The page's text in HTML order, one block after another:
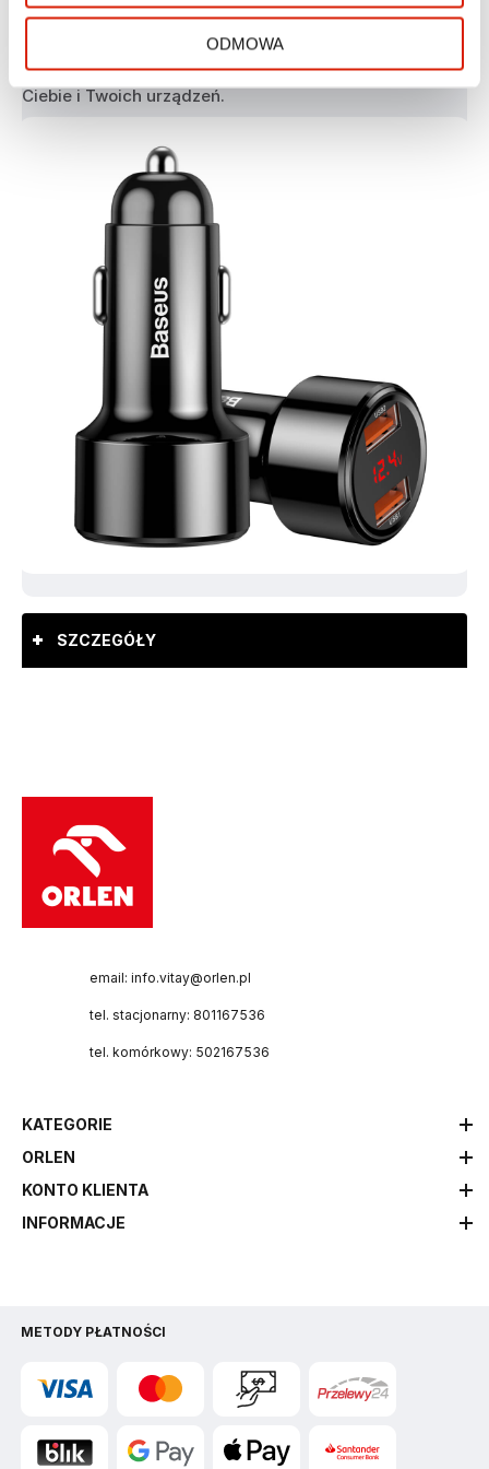
ODMOWA
Series. Zastosowane materiały i technologie ochrony
eliminują prawdopodobieństwo zwarcia, przegrzania,
przeładowania i innych niepożądanych czynników,
zapewniając bezpieczne korzystanie z ładowarki dla
Ciebie i Twoich urządzeń.
SZCZEGÓŁY
email: info.vitay@orlen.pl
tel. stacjonarny: 801167536
tel. komórkowy: 502167536
KATEGORIE
ORLEN
KONTO KLIENTA
INFORMACJE
METODY PŁATNOŚCI